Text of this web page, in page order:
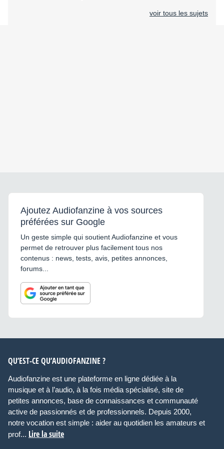
voir tous les sujets
Ajoutez Audiofanzine à vos sources
préférées sur Google
Un geste simple qui soutient Audiofanzine et vous
permet de retrouver plus facilement tous nos
contenus : news, tests, avis, petites annonces,
forums...
QU’EST-CE QU’AUDIOFANZINE ?
Audiofanzine est une plateforme en ligne dédiée à la
musique et à l’audio, à la fois média spécialisé, site de
petites annonces, base de connaissances et communauté
active de passionnés et de professionnels. Depuis 2000,
notre vocation est simple : aider au quotidien les amateurs et
prof... Lire la suite